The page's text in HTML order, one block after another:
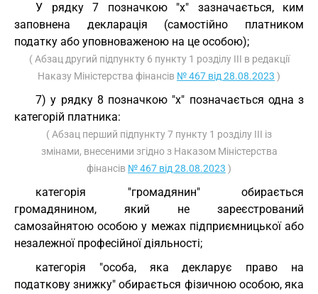
У рядку 7 позначкою "х" зазначається, ким
заповнена декларація (самостійно платником
податку або уповноваженою на це особою);
( Абзац другий підпункту 6 пункту 1 розділу III в редакції
Наказу Міністерства фінансів № 467 від 28.08.2023 )
7) у рядку 8 позначкою "х" позначається одна з
категорій платника:
( Абзац перший підпункту 7 пункту 1 розділу III із
змінами, внесеними згідно з Наказом Міністерства
фінансів № 467 від 28.08.2023 )
категорія "громадянин" обирається
громадянином, який не зареєстрований
самозайнятою особою у межах підприємницької або
незалежної професійної діяльності;
категорія "особа, яка декларує право на
податкову знижку" обирається фізичною особою, яка